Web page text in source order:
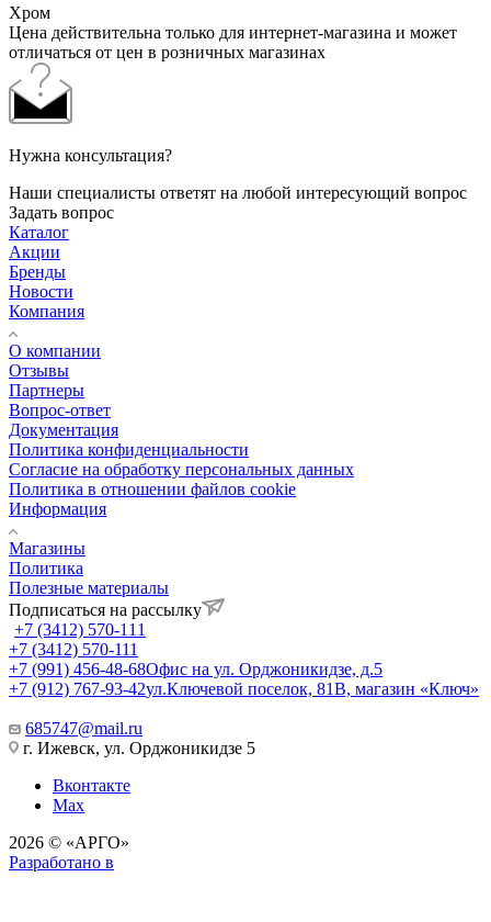
Хром
Цена действительна только для интернет-магазина и может
отличаться от цен в розничных магазинах
Нужна консультация?
Наши специалисты ответят на любой интересующий вопрос
Задать вопрос
Каталог
Акции
Бренды
Новости
Компания
О компании
Отзывы
Партнеры
Вопрос-ответ
Документация
Политика конфиденциальности
Согласие на обработку персональных данных
Политика в отношении файлов cookie
Информация
Магазины
Политика
Полезные материалы
Подписаться на рассылку
+7 (3412) 570-111
+7 (3412) 570-111
+7 (991) 456-48-68Офис на ул. Орджоникидзе, д.5
+7 (912) 767-93-42ул.Ключевой поселок, 81В, магазин «Ключ»
685747@mail.ru
г. Ижевск, ул. Орджоникидзе 5
Вконтакте
Max
2026 © «АРГО»
Разработано в